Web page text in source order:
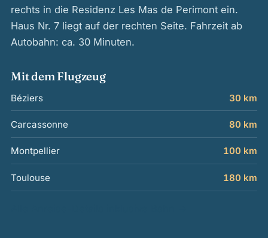
rechts in die Residenz Les Mas de Perimont ein.
Haus Nr. 7 liegt auf der rechten Seite. Fahrzeit ab
Autobahn: ca. 30 Minuten.
Mit dem Flugzeug
Béziers 30 km
Carcassonne 80 km
Montpellier 100 km
Toulouse 180 km